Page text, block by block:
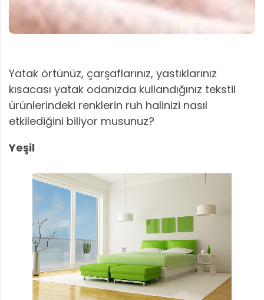
Yatak örtünüz, çarşaflarınız, yastıklarınız
kısacası yatak odanızda kullandığınız tekstil
ürünlerindeki renklerin ruh halinizi nasıl
etkilediğini biliyor musunuz?
Yeşil